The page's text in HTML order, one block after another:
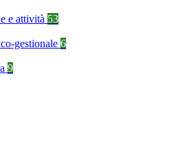
e attività 53
gestionale 6
9